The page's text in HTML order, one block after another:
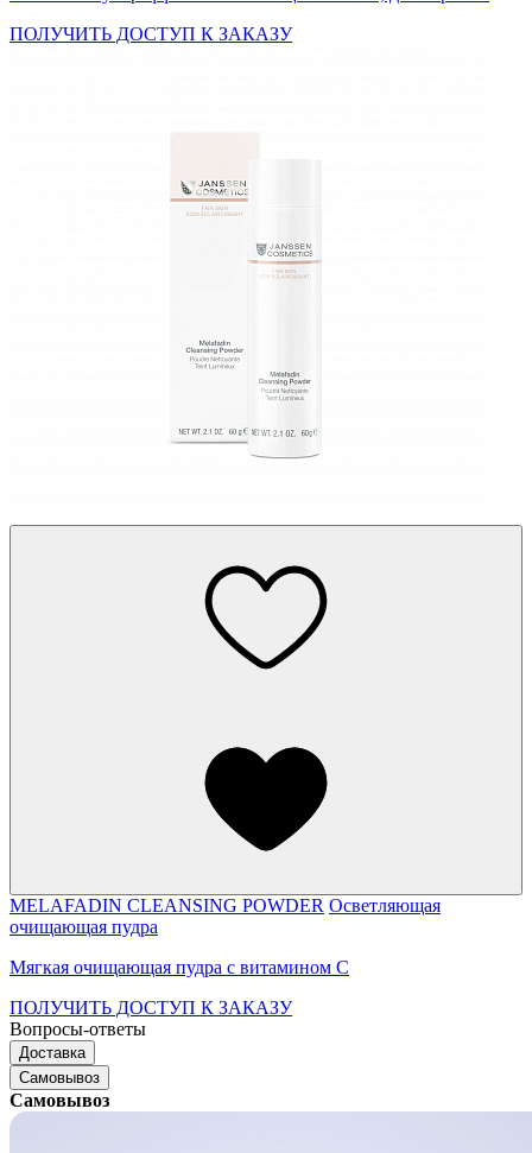
ПОЛУЧИТЬ ДОСТУП К ЗАКАЗУ
MELAFADIN CLEANSING POWDER Осветляющая
очищающая пудра
Мягкая очищающая пудра с витамином C
ПОЛУЧИТЬ ДОСТУП К ЗАКАЗУ
Вопросы-ответы
Доставка
Самовывоз
Самовывоз